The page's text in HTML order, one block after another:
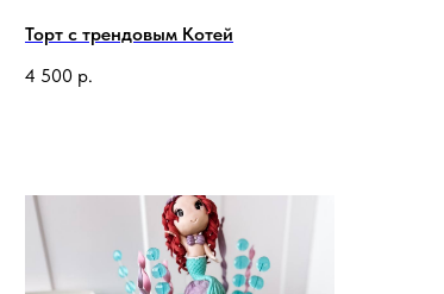
Торт с трендовым Котей
4 500 р.